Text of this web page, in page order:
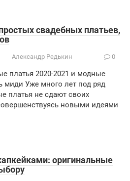
свадебных платьев,
Александр Редькин 0
платья 2020-2021 и модные
миди Уже много лет под ряд
платья не сдают своих
новыми идеями
оригинальные